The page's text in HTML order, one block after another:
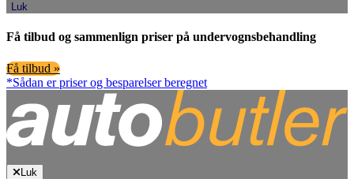
Luk
Få tilbud og sammenlign priser på undervognsbehandling
Få tilbud »
*Sådan er priser og besparelser beregnet
Luk